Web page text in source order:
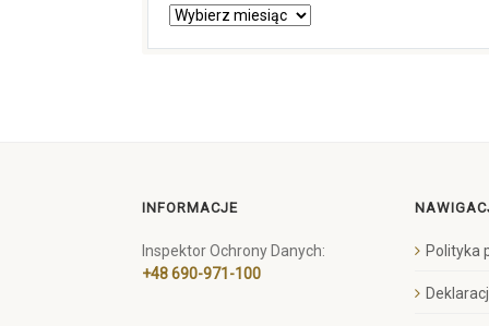
INFORMACJE
Inspektor Ochrony Danych:
+48 690-971-100
Polityka